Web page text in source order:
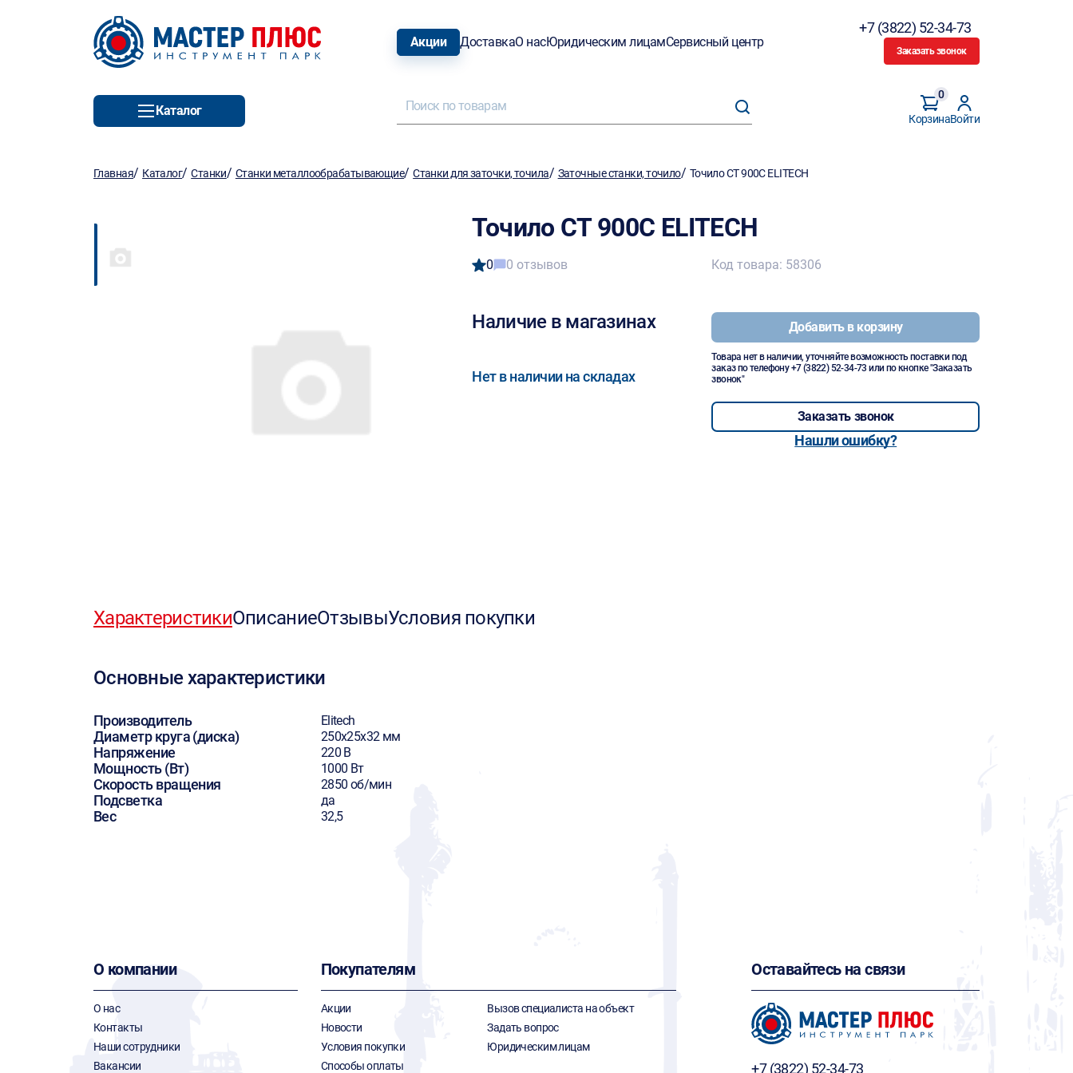
Акции ДоставкаО насЮридическим лицамСервисный центр
+7 (3822) 52-34-73
Заказать звонок
Каталог
Корзина
0
Войти
Главная/ Каталог/Станки/ Станки металлообрабатывающие/Станки для заточки, точила/ Заточные станки, точило/ Точило СТ 900С ELITECH
Точило СТ 900С ELITECH
0 0 отзывов
Наличие в магазинах
Нет в наличии на складах
Код товара: 58306
Добавить в корзину
Товара нет в наличии, уточняйте возможность поставки под
заказ по телефону+7 (3822) 52-34-73 или по кнопке "Заказать
звонок"
Заказать звонок
Нашли ошибку?
ХарактеристикиОписаниеОтзывыУсловия покупки
Основные характеристики
Производитель Elitech
Диаметр круга (диска) 250х25х32 мм
Напряжение 220 В
Мощность (Вт) 1000 Вт
Скорость вращения 2850 об/мин
Подсветка да
Вес 32,5
О компании
О нас
Контакты
Наши сотрудники
Вакансии
Покупателям
Акции
Новости
Условия покупки
Способы оплаты
Вызов специалиста на объект
Задать вопрос
Юридическим лицам
Оставайтесь на связи
+7 (3822) 52-34-73